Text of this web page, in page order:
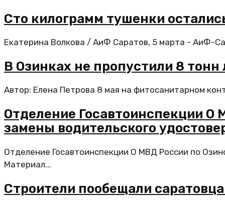
Сто килограмм тушенки
Екатерина Волкова / АиФ Саратов, 5 марта - АиФ-
В Озинках не пропустили 8 тонн
Автор: Елена Петрова 8 мая на фитосанитарном
Отделение Госавтоинспекции
замены водительского
Отделение Госавтоинспекции О МВД России по
Материал...
Строители пообещали